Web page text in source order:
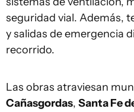
seguridad vial. Además,
y salidas de emergencia
recorrido.
Las obras atraviesan
Cañasgordas, Santa Fe